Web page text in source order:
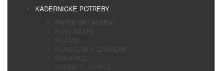
KADERNICKE POTREBY
FARBENIE/ ALOBAL
Farby NASHI
FOAMIE
PLASTENKY, ZASTERY
RUKAVICE
SPONKY , STIPCE ,